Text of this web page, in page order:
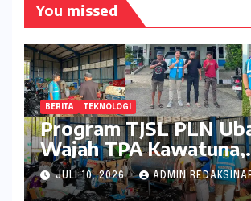
You missed
BERITA TEKNOLOGI
Program TJSL PLN
Wajah TPA Kawatuna,
Sampah Kini Bernilai
dan Lingkungan
JULI 10, 2026 ADMIN